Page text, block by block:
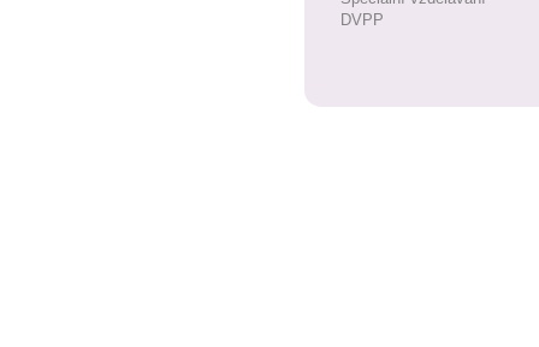
DVPP